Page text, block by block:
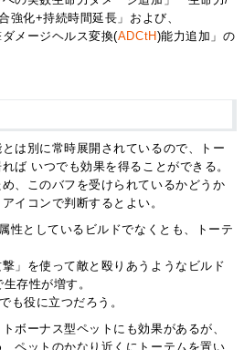
強化+持続時間延長」および、
ダメージヘルス変換(ADCtH)能力追加」の
は別に常時展開されているので、トー
ば いつでも効果を得ることができる。
、このバフを受けられているかどうか
イコンで判断するとよい。
性としているビルドでなくとも、トーテ
撃」を使って敵と殴りあうようなビルド
存性が増す。
も役に立つだろう。
ボーナス型ペットにも効果があるが、
ペットのかなり近くにトーテムを置い